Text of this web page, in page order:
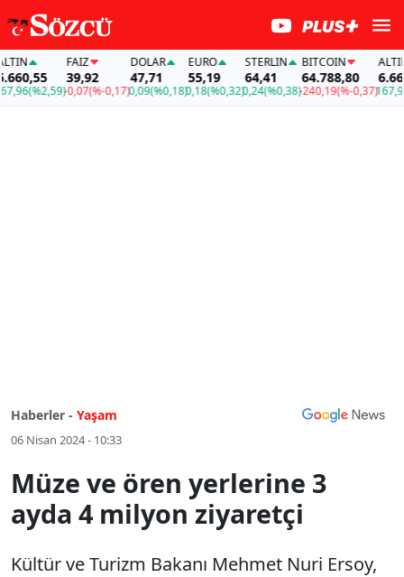
(%2,59)
FAİZ
39,92
-0,07(%-0,17)
DOLAR
47,71
0,09(%0,18)
EURO
55,19
0,18(%0,32)
STERLIN
64,41
0,24(%0,38)
BITCOIN
64.788,80
-240,19(%-0,37)
ALTIN
6.660,55
167,96
Haberler - Yaşam
06 Nisan 2024 - 10:33
Müze ve ören yerlerine 3
ayda 4 milyon ziyaretçi
Kültür ve Turizm Bakanı Mehmet Nuri Ersoy,